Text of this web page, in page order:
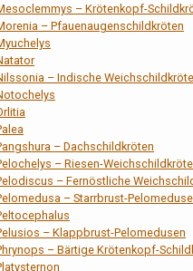
– Krötenkopf-
– Pfauenaugenschildkröten
– Indische
– Dachschildkröten
– Riesen-
– Fernöstliche
– Starrbrust-
– Klappbrust-Pelomedusen
– Bärtige Krötenkopf-